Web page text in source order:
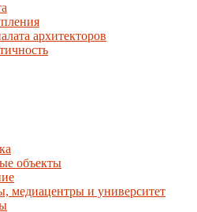
архитекторов
объекты
медиацентры и университет